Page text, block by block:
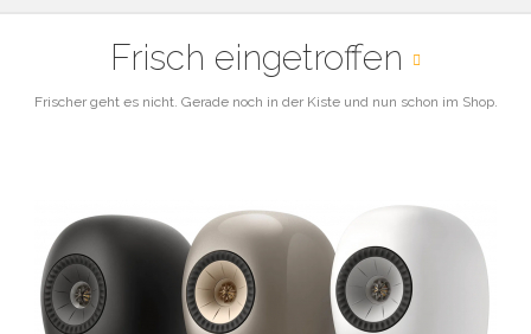
Frisch eingetroffen
Frischer geht es nicht. Gerade noch in der Kiste und nun schon im Shop.